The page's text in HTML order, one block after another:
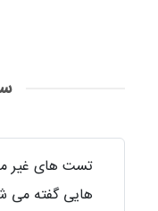
تست های غیر
هایی گفته